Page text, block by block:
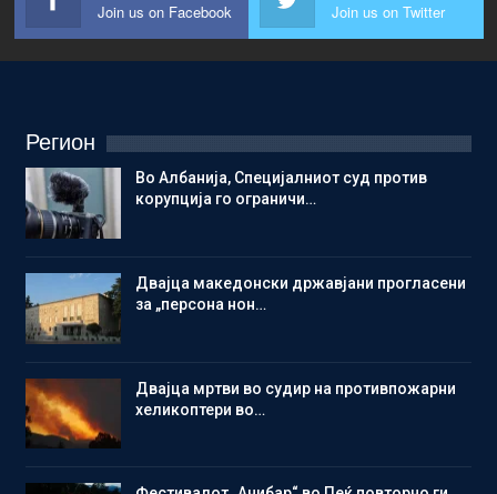
Join us on Facebook Join us on Twitter
Регион
Во Албанија, Специјалниот суд против
корупција го ограничи…
Двајца македонски државјани прогласени
за „персона нон…
Двајца мртви во судир на противпожарни
хеликоптери во…